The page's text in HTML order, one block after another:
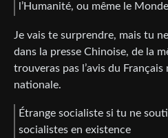
l’Humanité, ou même le
Je vais te surprendre, mais tu
dans la presse Chinoise, de la
trouveras pas l’avis du Français
nationale.
Étrange socialiste si tu ne
socialistes en existence